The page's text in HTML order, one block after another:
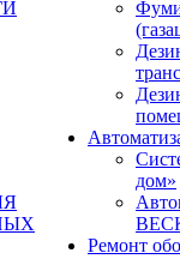
дом»
Ремонт